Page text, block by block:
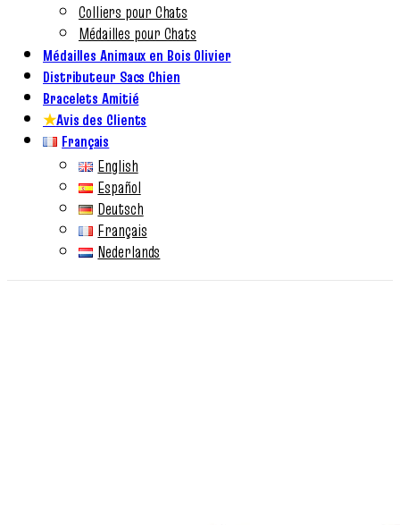
Colliers pour Chats
Médailles pour Chats
Médailles Animaux en Bois Olivier
Distributeur Sacs Chien
Bracelets Amitié
★Avis des Clients
Français
English
Español
Deutsch
Français
Nederlands